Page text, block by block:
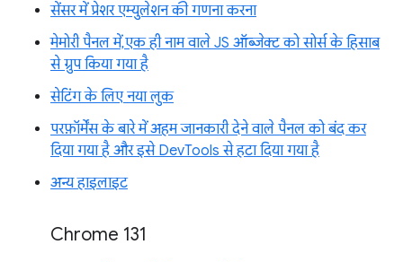
सेंसर में प्रेशर एम्युलेशन की गणना करना
मेमोरी पैनल में, एक ही नाम वाले JS ऑब्जेक्ट को सोर्स के हिसाब
से ग्रुप किया गया है
सेटिंग के लिए नया लुक
परफ़ॉर्मेंस के बारे में अहम जानकारी देने वाले पैनल को बंद कर
दिया गया है और इसे DevTools से हटा दिया गया है
अन्य हाइलाइट
Chrome 131